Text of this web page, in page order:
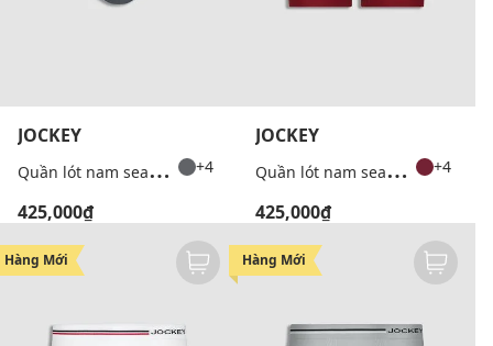
JOCKEY
Q
uần lót nam seamfree dáng brief +4
425,000₫
JOCKEY
Q
uần lót nam seamfree dáng trunk +4
425,000₫
Hàng Mới Hàng Mới